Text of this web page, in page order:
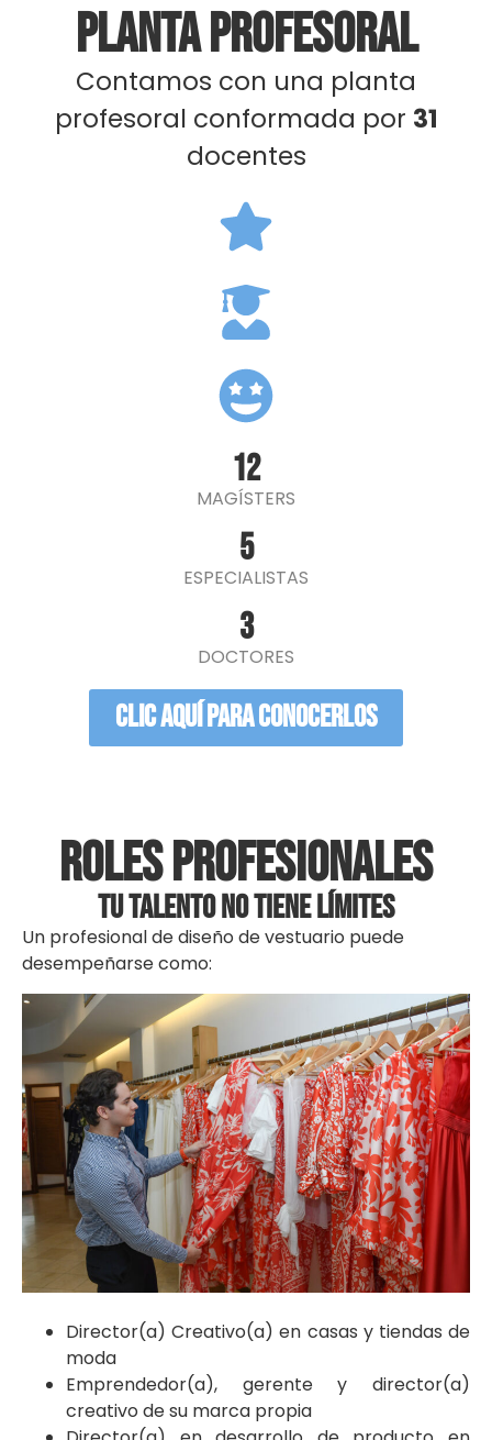
PLANTA PROFESORAL
Contamos con una planta
profesoral conformada por 31
docentes
12
MAGÍSTERS
5
ESPECIALISTAS
3
DOCTORES
Clic aquí para conocerlos
ROLES PROFESIONALES
TU TALENTO NO TIENE LÍMITES
Un profesional de diseño de vestuario puede
desempeñarse como:
Director(a) Creativo(a) en casas y tiendas de
moda
Emprendedor(a), gerente y director(a)
creativo de su marca propia